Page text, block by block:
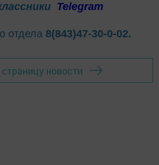
Telegram
отдела 8(843)47-30-0-02.
новости